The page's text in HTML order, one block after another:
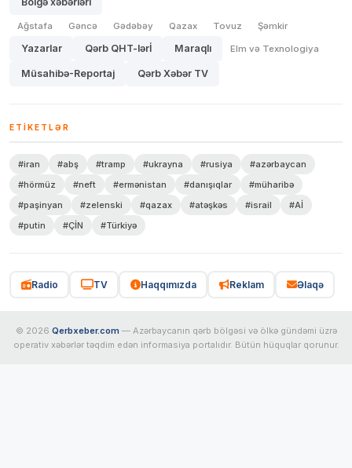
Ağstafa Gəncə Gədəbəy Qazax Tovuz Şəmkir
Yazarlar Qərb QHT-lərİ Maraqlı Elm və Texnologiya
Müsahibə-Reportaj Qərb Xəbər TV
ETIKETLƏR
#iran #abş #tramp #ukrayna #rusiya
#azərbaycan
#hörmüz
#neft #ermənistan #danışıqlar
#müharibə
#paşinyan
#zelenski #qazax #atəşkəs #israil
#Aİ
#putin
#ÇİN #Türkiyə
Radio TV Haqqımızda Reklam Əlaqə
© 2026 Qerbxeber.com — Azərbaycanın qərb bölgəsi və ölkə gündəmi üzrə
operativ xəbərlər təqdim edən informasiya portalıdır. Bütün hüquqlar qorunur.